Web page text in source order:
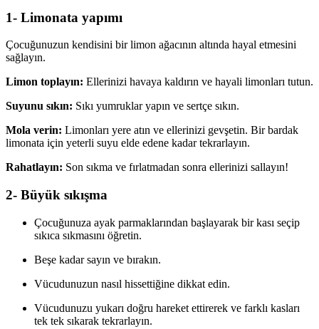
1- Limonata yapımı
Çocuğunuzun kendisini bir limon ağacının altında hayal etmesini
sağlayın.
Limon toplayın: Ellerinizi havaya kaldırın ve hayali limonları tutun.
Suyunu sıkın: Sıkı yumruklar yapın ve sertçe sıkın.
Mola verin: Limonları yere atın ve ellerinizi gevşetin. Bir bardak
limonata için yeterli suyu elde edene kadar tekrarlayın.
Rahatlayın: Son sıkma ve fırlatmadan sonra ellerinizi sallayın!
2- Büyük sıkışma
Çocuğunuza ayak parmaklarından başlayarak bir kası seçip
sıkıca sıkmasını öğretin.
Beşe kadar sayın ve bırakın.
Vücudunuzun nasıl hissettiğine dikkat edin.
Vücudunuzu yukarı doğru hareket ettirerek ve farklı kasları
tek tek sıkarak tekrarlayın.